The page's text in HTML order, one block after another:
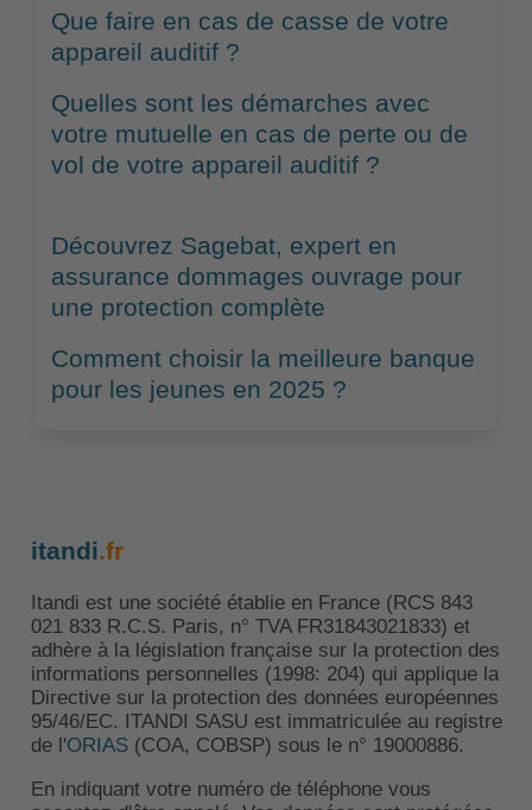
Que faire en cas de casse de votre
appareil auditif ?
Quelles sont les démarches avec
votre mutuelle en cas de perte ou de
vol de votre appareil auditif ?
Découvrez Sagebat, expert en
assurance dommages ouvrage pour
une protection complète
Comment choisir la meilleure banque
pour les jeunes en 2025 ?
itandi.fr
Itandi est une société établie en France (RCS 843
021 833 R.C.S. Paris, n° TVA FR31843021833) et
adhère à la législation française sur la protection des
informations personnelles (1998: 204) qui applique la
Directive sur la protection des données européennes
95/46/EC. ITANDI SASU est immatriculée au registre
de l'ORIAS(COA, COBSP) sous le n° 19000886.
En indiquant votre numéro de téléphone vous